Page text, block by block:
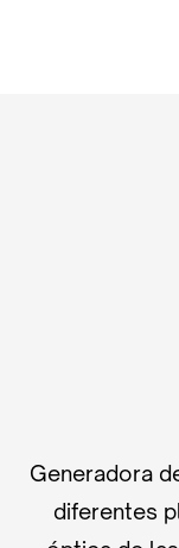
Generadora
diferentes